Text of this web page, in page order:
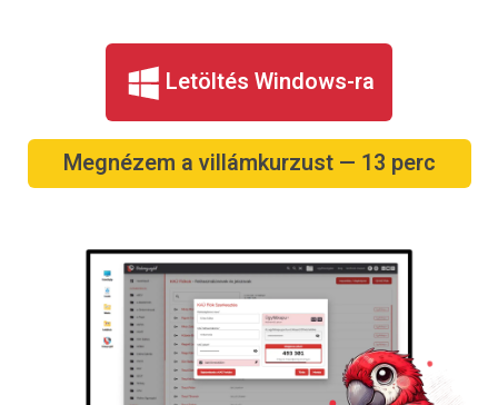
Letöltés Windows-ra
Megnézem a villámkurzust — 13 perc